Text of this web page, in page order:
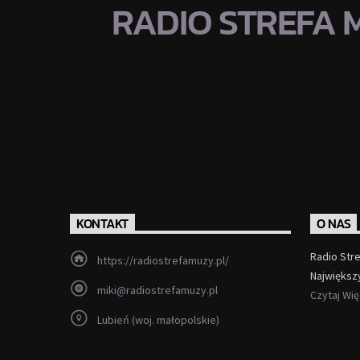
RADIO STREFA
KONTAKT
https://radiostrefamuzy.pl/
miki@radiostrefamuzy.pl
Lubień (woj. małopolskie)
O NAS
Radio
Czytaj